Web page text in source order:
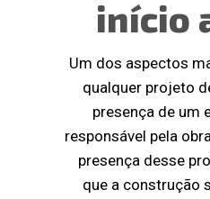
início
Um dos aspectos
qualquer projeto
presença de um
responsável pela
presença desse
que a construção